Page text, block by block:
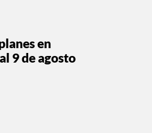
en
9 de agosto